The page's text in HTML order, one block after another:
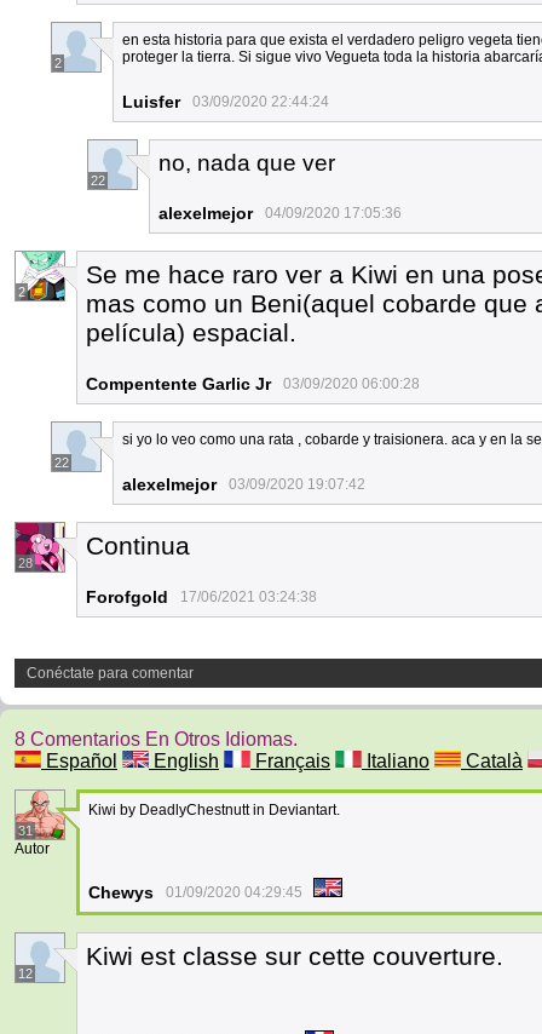
2
en esta historia para que exista el verdadero peligro vegeta
proteger la tierra. Si sigue vivo Vegueta toda la historia
Luisfer 03/09/2020 22:44:24
22
no, nada que ver
alexelmejor 04/09/2020 17:05:36
2
Se me hace raro ver a Kiwi en una
mas como un Beni(aquel cobarde
película) espacial.
Compentente Garlic Jr 03/09/2020 06:00:28
22
si yo lo veo como una rata , cobarde y traisionera. aca y en la
alexelmejor 03/09/2020 19:07:42
28
Continua
Forofgold 17/06/2021 03:24:38
Conéctate para comentar
8 Comentarios En Otros Idiomas.
Español
English Français Italiano Català
31
Autor
Kiwi by DeadlyChestnutt in Deviantart.
Chewys 01/09/2020 04:29:45
12
Kiwi est classe sur cette couverture.